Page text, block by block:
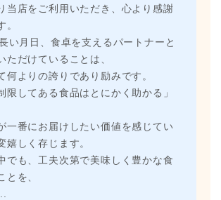
当店をご利用いただき、心より感謝
。
い月日、食卓を支えるパートナーと
ただけていることは、
何よりの誇りであり励みです。
限してある食品はとにかく助かる」
一番にお届けしたい価値を感じてい
嬉しく存じます。
でも、工夫次第で美味しく豊かな食
とを、